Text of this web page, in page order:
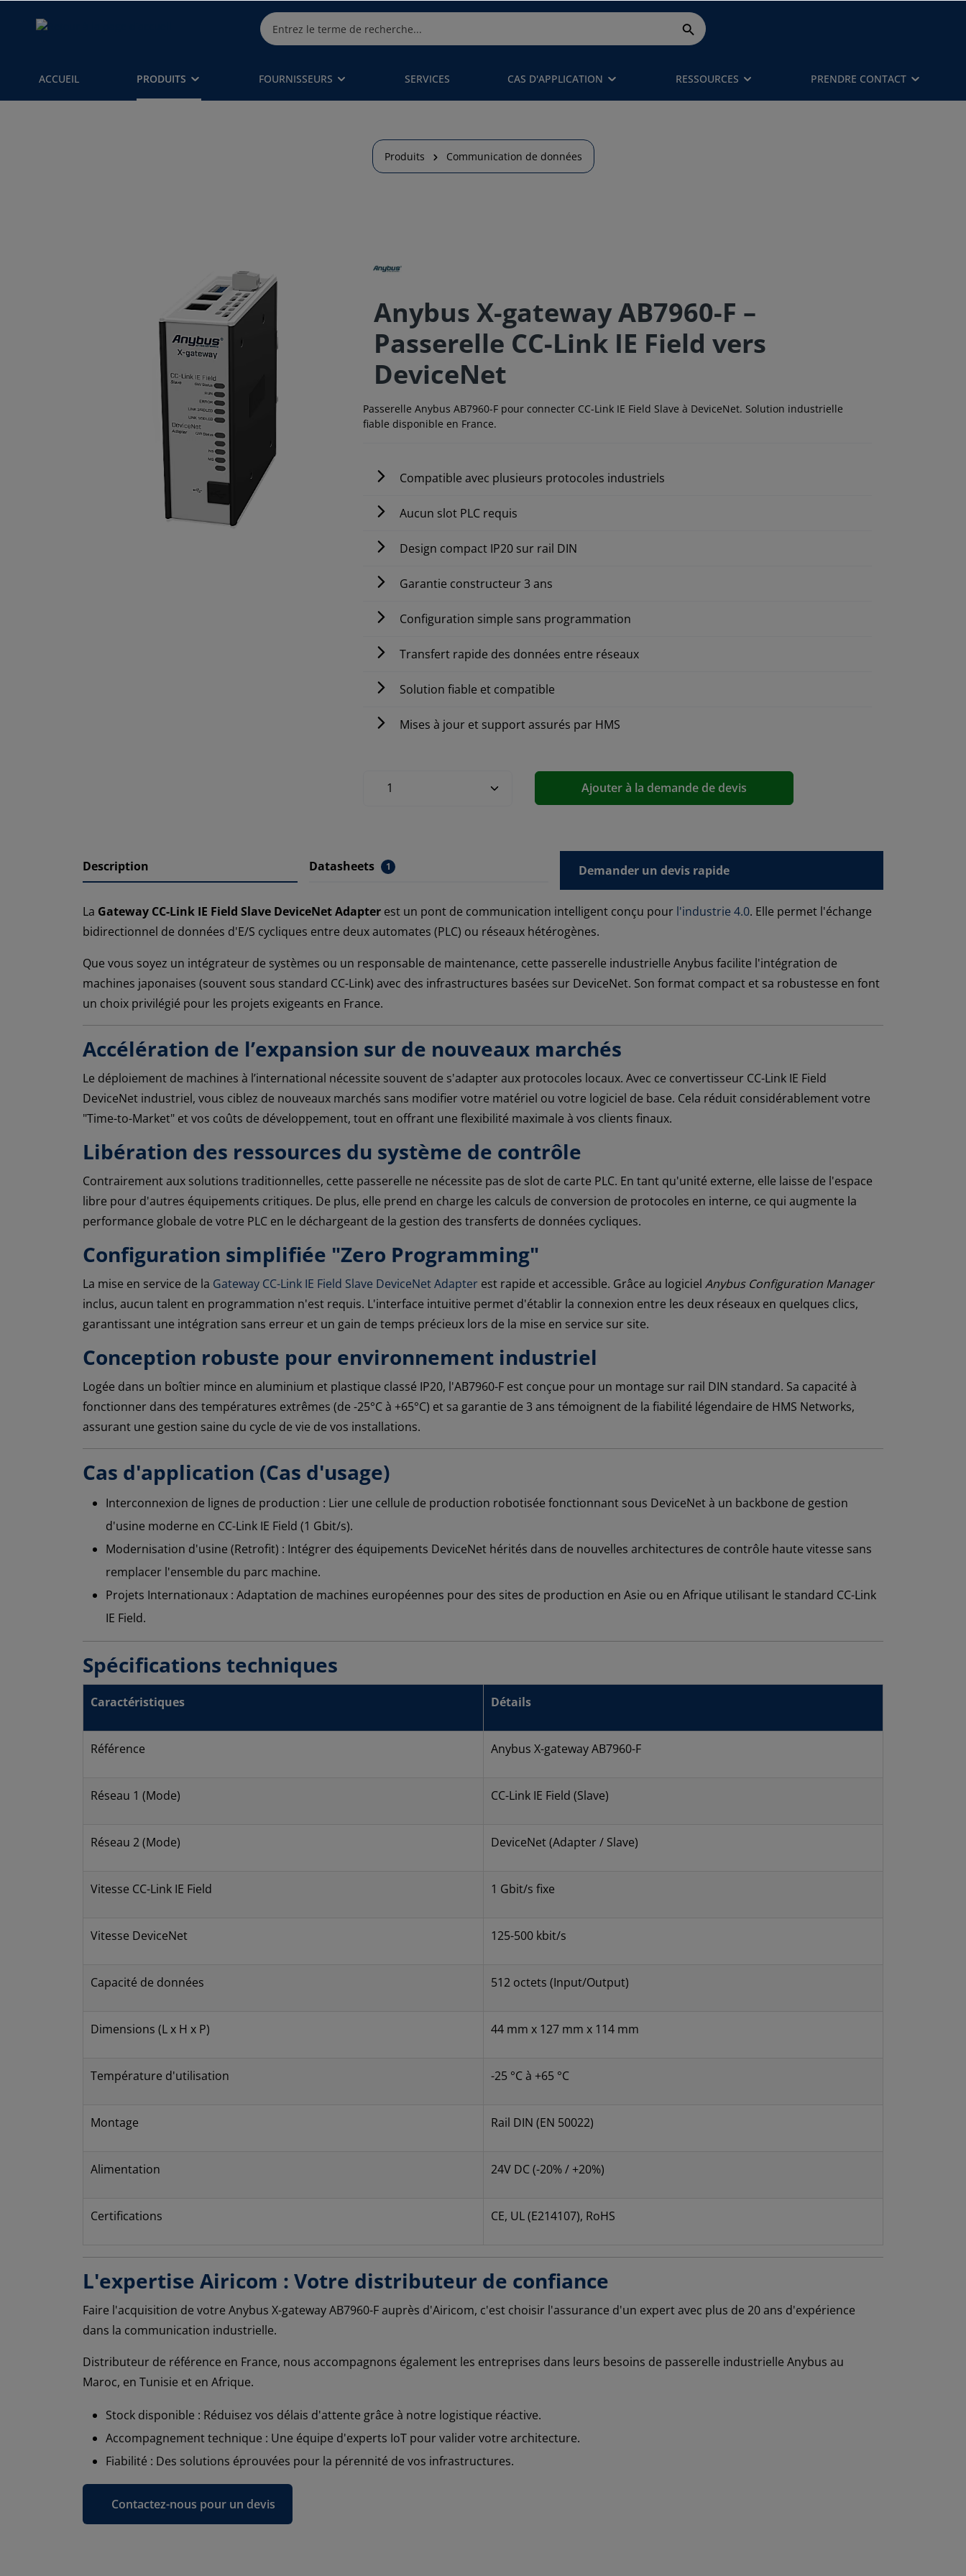
ACCUEIL PRODUITS FOURNISSEURS SERVICES CAS D'APPLICATION RESSOURCES PRENDRE CONTACT
Produits Communication de données
Anybus X-gateway AB7960-F –
Passerelle CC-Link IE Field vers
DeviceNet
Passerelle Anybus AB7960-F pour connecter CC-Link IE Field Slave à DeviceNet. Solution industrielle
fiable disponible en France.
Compatible avec plusieurs protocoles industriels
Aucun slot PLC requis
Design compact IP20 sur rail DIN
Garantie constructeur 3 ans
Configuration simple sans programmation
Transfert rapide des données entre réseaux
Solution fiable et compatible
Mises à jour et support assurés par HMS
Ajouter à la demande de devis
Description Datasheets 1 Demander un devis rapide
La Gateway CC-Link IE Field Slave DeviceNet Adapter est un pont de communication intelligent conçu pour l'industrie 4.0. Elle permet l'échange
bidirectionnel de données d'E/S cycliques entre deux automates (PLC) ou réseaux hétérogènes.
Que vous soyez un intégrateur de systèmes ou un responsable de maintenance, cette passerelle industrielle Anybus facilite l'intégration de
machines japonaises (souvent sous standard CC-Link) avec des infrastructures basées sur DeviceNet. Son format compact et sa robustesse en font
un choix privilégié pour les projets exigeants en France.
Accélération de l’expansion sur de nouveaux marchés
Le déploiement de machines à l’international nécessite souvent de s'adapter aux protocoles locaux. Avec ce convertisseur CC-Link IE Field
DeviceNet industriel, vous ciblez de nouveaux marchés sans modifier votre matériel ou votre logiciel de base. Cela réduit considérablement votre
"Time-to-Market" et vos coûts de développement, tout en offrant une flexibilité maximale à vos clients finaux.
Libération des ressources du système de contrôle
Contrairement aux solutions traditionnelles, cette passerelle ne nécessite pas de slot de carte PLC. En tant qu'unité externe, elle laisse de l'espace
libre pour d'autres équipements critiques. De plus, elle prend en charge les calculs de conversion de protocoles en interne, ce qui augmente la
performance globale de votre PLC en le déchargeant de la gestion des transferts de données cycliques.
Configuration simplifiée "Zero Programming"
La mise en service de la Gateway CC-Link IE Field Slave DeviceNet Adapter est rapide et accessible. Grâce au logiciel Anybus Configuration Manager
inclus, aucun talent en programmation n'est requis. L'interface intuitive permet d'établir la connexion entre les deux réseaux en quelques clics,
garantissant une intégration sans erreur et un gain de temps précieux lors de la mise en service sur site.
Conception robuste pour environnement industriel
Logée dans un boîtier mince en aluminium et plastique classé IP20, l'AB7960-F est conçue pour un montage sur rail DIN standard. Sa capacité à
fonctionner dans des températures extrêmes (de -25°C à +65°C) et sa garantie de 3 ans témoignent de la fiabilité légendaire de HMS Networks,
assurant une gestion saine du cycle de vie de vos installations.
Cas d'application (Cas d'usage)
Interconnexion de lignes de production : Lier une cellule de production robotisée fonctionnant sous DeviceNet à un backbone de gestion
d'usine moderne en CC-Link IE Field (1 Gbit/s).
Modernisation d'usine (Retrofit) : Intégrer des équipements DeviceNet hérités dans de nouvelles architectures de contrôle haute vitesse sans
remplacer l'ensemble du parc machine.
Projets Internationaux : Adaptation de machines européennes pour des sites de production en Asie ou en Afrique utilisant le standard CC-Link
IE Field.
Spécifications techniques
Caractéristiques Détails
Référence Anybus X-gateway AB7960-F
Réseau 1 (Mode) CC-Link IE Field (Slave)
Réseau 2 (Mode) DeviceNet (Adapter / Slave)
Vitesse CC-Link IE Field 1 Gbit/s fixe
Vitesse DeviceNet 125-500 kbit/s
Capacité de données 512 octets (Input/Output)
Dimensions (L x H x P) 44 mm x 127 mm x 114 mm
Température d'utilisation -25 °C à +65 °C
Montage Rail DIN (EN 50022)
Alimentation 24V DC (-20% / +20%)
Certifications CE, UL (E214107), RoHS
L'expertise Airicom : Votre distributeur de confiance
Faire l'acquisition de votre Anybus X-gateway AB7960-F auprès d'Airicom, c'est choisir l'assurance d'un expert avec plus de 20 ans d'expérience
dans la communication industrielle.
Distributeur de référence en France, nous accompagnons également les entreprises dans leurs besoins de passerelle industrielle Anybus au
Maroc, en Tunisie et en Afrique.
Stock disponible : Réduisez vos délais d'attente grâce à notre logistique réactive.
Accompagnement technique : Une équipe d'experts IoT pour valider votre architecture.
Fiabilité : Des solutions éprouvées pour la pérennité de vos infrastructures.
Contactez-nous pour un devis